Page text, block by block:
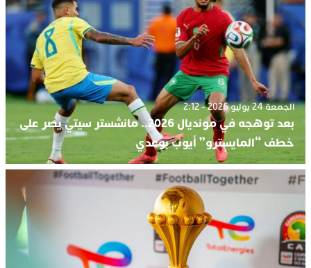
الجمعة 24 يوليو 2026 - 2:12
بعد توهجه في مونديال 2026.. مانشستر سيتي يصر على
خطف “المايسترو” أيوب بوعدي